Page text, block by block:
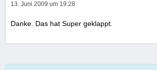
13. Juni 2009 um 19:28
Danke. Das hat Super geklappt.